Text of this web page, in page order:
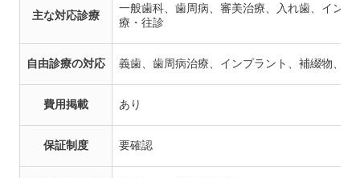
主な対応診療
一般歯科、歯周病、審美治療、入れ歯、イン
療・往診
自由診療の対応 義歯、歯周病治療、インプラント、補綴物、
費用掲載 あり
保証制度 要確認